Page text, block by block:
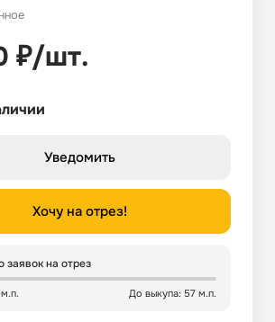
₽/шт.
Уведомить
Хочу на отрез!
заявок на отрез
До выкупа: 57 м.п.